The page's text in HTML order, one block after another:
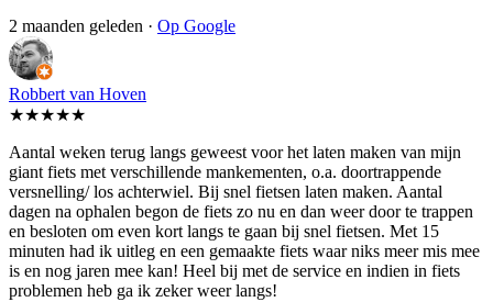
2 maanden geleden · Op Google
Robbert van Hoven
★★★★★
Aantal weken terug langs geweest voor het laten maken van mijn
giant fiets met verschillende mankementen, o.a. doortrappende
versnelling/ los achterwiel. Bij snel fietsen laten maken. Aantal
dagen na ophalen begon de fiets zo nu en dan weer door te trappen
en besloten om even kort langs te gaan bij snel fietsen. Met 15
minuten had ik uitleg en een gemaakte fiets waar niks meer mis mee
is en nog jaren mee kan! Heel bij met de service en indien in fiets
problemen heb ga ik zeker weer langs!